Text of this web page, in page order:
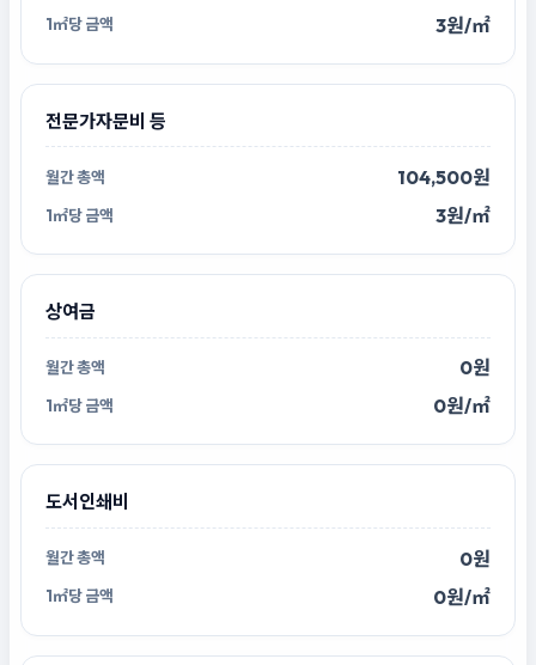
3원/㎡
전문가자문비 등
104,500원
3원/㎡
상여금
0원
0원/㎡
도서인쇄비
0원
0원/㎡